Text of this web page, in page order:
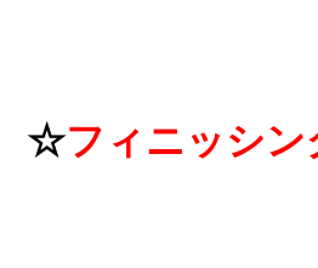
☆フィニッシン